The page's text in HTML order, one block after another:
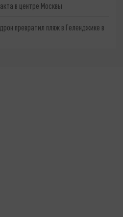
в центре Москвы
превратил пляж в Геленджике в